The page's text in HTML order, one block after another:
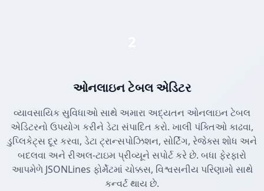
ઓનલાઇન ટેબલ એડિટર
વ્યાવસાયિક સુવિધાઓ સાથે અમારા અદ્યતન ઓનલાઇન ટેબલ
એડિટરનો ઉપયોગ કરીને ડેટા સંપાદિત કરો. ખાલી પંક્તિઓ કાઢવા,
ડુપ્લિકેટ્સ દૂર કરવા, ડેટા ટ્રાન્સપોઝિશન, સોર્ટિંગ, રેજેક્સ શોધ અને
બદલવા અને રીઅલ-ટાઇમ પ્રીવ્યૂને સપોર્ટ કરે છે. બધા ફેરફારો
આપમેળે JSONLines ફોર્મેટમાં ચોક્કસ, વિશ્વસનીય પરિણામો સાથે
કન્વર્ટ થાય છે.